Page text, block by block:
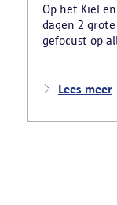
Op het Kiel
dagen 2
gefocust op
Lees meer